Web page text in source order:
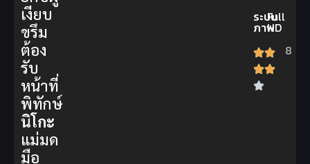
ระบบ
ภาพ
Full
HD
8
เงียบ
ขรึม
ต้อง
รับ
หน้าที่
พิทักษ์
นิโกะ
แม่มด
มือ